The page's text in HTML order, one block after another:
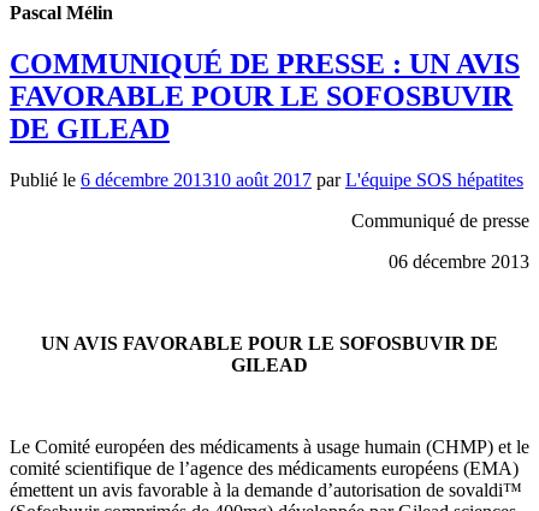
Pascal Mélin
COMMUNIQUÉ DE PRESSE : UN AVIS
FAVORABLE POUR LE SOFOSBUVIR
DE GILEAD
Publié le 6 décembre 201310 août 2017 parL'équipe SOS hépatites
Communiqué de presse
06 décembre 2013
UN AVIS FAVORABLE POUR LE SOFOSBUVIR DE
GILEAD
Le Comité européen des médicaments à usage humain (CHMP) et le
comité scientifique de l’agence des médicaments européens (EMA)
émettent un avis favorable à la demande d’autorisation de sovaldi™